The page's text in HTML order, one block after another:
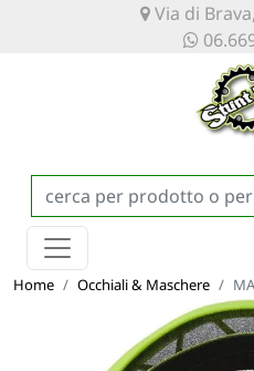
Via di
Home Occhiali & Maschere